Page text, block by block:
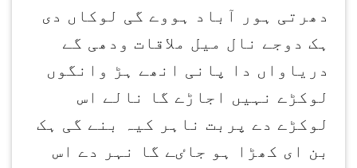
دھرتی ہور آباد ہووے گی لوکاں دی
ہک دوجے نال میل ملاقات ودھی گے
دریاواں دا پانی انھے ہڑ وانگوں
لوکڑے نہیں اجاڑے گا نالے اس
لوکڑے دے پربت ناہر کیہ بنے گی ہک
بن ای کھڑا ہو جاٸے گا نہر دے اس